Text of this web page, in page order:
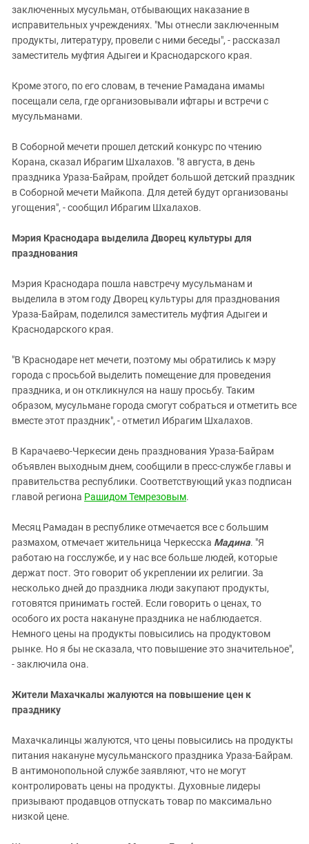
заключенных мусульман, отбывающих наказание в
исправительных учреждениях. "Мы отнесли заключенным
продукты, литературу, провели с ними беседы", - рассказал
заместитель муфтия Адыгеи и Краснодарского края.
Кроме этого, по его словам, в течение Рамадана имамы
посещали села, где организовывали ифтары и встречи с
мусульманами.
В Соборной мечети прошел детский конкурс по чтению
Корана, сказал Ибрагим Шхалахов. "8 августа, в день
праздника Ураза-Байрам, пройдет большой детский праздник
в Соборной мечети Майкопа. Для детей будут организованы
угощения", - сообщил Ибрагим Шхалахов.
Мэрия Краснодара выделила Дворец культуры для
празднования
Мэрия Краснодара пошла навстречу мусульманам и
выделила в этом году Дворец культуры для празднования
Ураза-Байрам, поделился заместитель муфтия Адыгеи и
Краснодарского края.
"В Краснодаре нет мечети, поэтому мы обратились к мэру
города с просьбой выделить помещение для проведения
праздника, и он откликнулся на нашу просьбу. Таким
образом, мусульмане города смогут собраться и отметить все
вместе этот праздник", - отметил Ибрагим Шхалахов.
В Карачаево-Черкесии день празднования Ураза-Байрам
объявлен выходным днем, сообщили в пресс-службе главы и
правительства республики. Соответствующий указ подписан
главой региона Рашидом Темрезовым.
Месяц Рамадан в республике отмечается все с большим
размахом, отмечает жительница Черкесска Мадина. "Я
работаю на госслужбе, и у нас все больше людей, которые
держат пост. Это говорит об укреплении их религии. За
несколько дней до праздника люди закупают продукты,
готовятся принимать гостей. Если говорить о ценах, то
особого их роста накануне праздника не наблюдается.
Немного цены на продукты повысились на продуктовом
рынке. Но я бы не сказала, что повышение это значительное",
- заключила она.
Жители Махачкалы жалуются на повышение цен к
празднику
Махачкалинцы жалуются, что цены повысились на продукты
питания накануне мусульманского праздника Ураза-Байрам.
В антимонопольной службе заявляют, что не могут
контролировать цены на продукты. Духовные лидеры
призывают продавцов отпускать товар по максимально
низкой цене.